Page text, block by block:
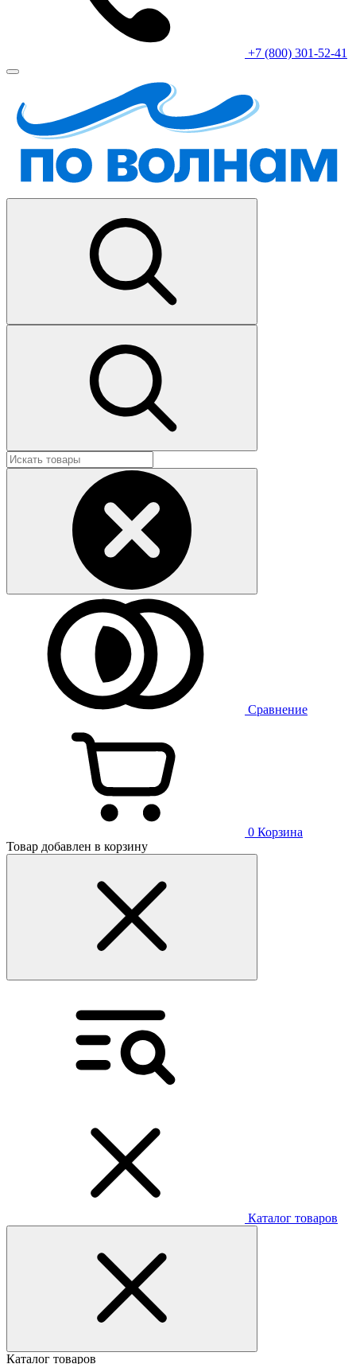
+7 (800) 301-52-41
Сравнение
0 Корзина
Товар добавлен в корзину
Каталог товаров
Каталог товаров